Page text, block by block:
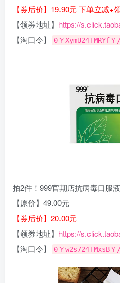
【券后价】19.90元 下单立减+
【领券地址】 https://
【淘口令】
0￥XymU24TMRYf
拍2件！999官期店抗病毒口服
【原价】49.00元
【券后价】20.00元
【领券地址】 https://
【淘口令】
0￥w2s724TMxsB